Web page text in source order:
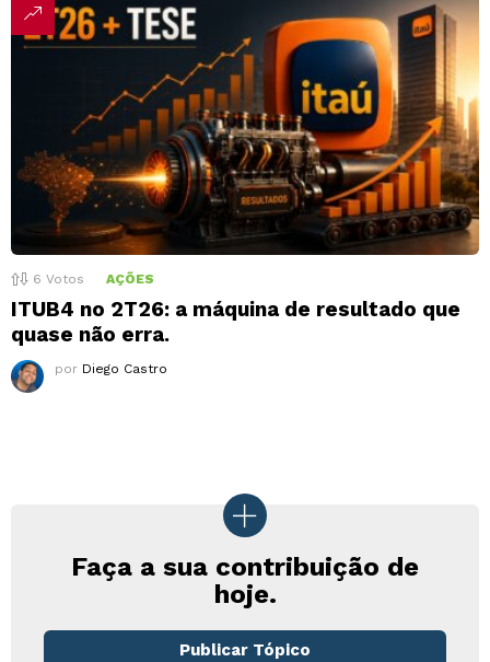
6 Votos AÇÕES
ITUB4 no 2T26: a máquina de resultado que
quase não erra.
por Diego Castro
Faça a sua contribuição de
hoje.
Publicar Tópico